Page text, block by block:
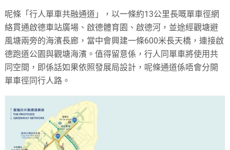
呢條「行人單車共融通道」，以一條約13公里長嘅單車徑網
絡貫通啟德車站廣場、啟德體育園、啟德河，並途經觀塘避
風塘兩旁的海濱長廊，當中會興建一條600米長天橋，連接啟
德跑道公園與觀塘海濱。值得留意係，行人同單車將使用共
同空間，即係話如果依照發展局設計，呢條通道係唔會分開
單車徑同行人路。